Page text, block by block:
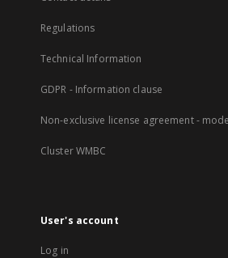
Regulations
Technical Information
GDPR - Information clause
Non-exclusive license agreement -
Cluster WMBC
User's account
Log in